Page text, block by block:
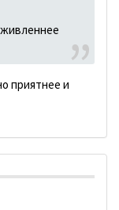
приятнее и